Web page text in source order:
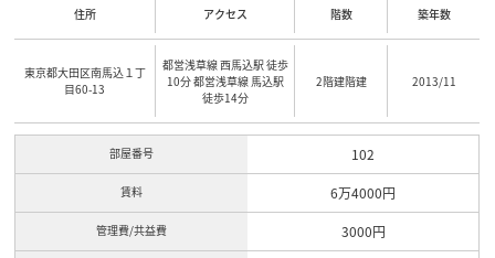
住所 アクセス 階数 築年数
東京都大田区南馬込１丁
目60-13
都営浅草線 西馬込駅 徒歩
10分 都営浅草線 馬込駅
徒歩14分
2階建階建 2013/11
部屋番号
賃料
管理費/共益費
102
6万4000円
3000円